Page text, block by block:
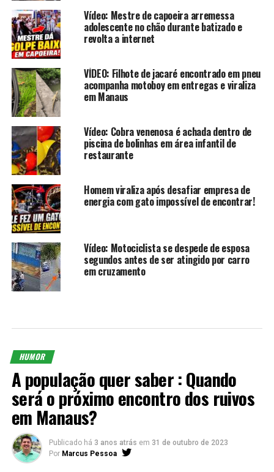
Vídeo: Mestre de capoeira arremessa
adolescente no chão durante batizado e
revolta a internet
VÍDEO: Filhote de jacaré encontrado em pneu
acompanha motoboy em entregas e viraliza
em Manaus
Vídeo: Cobra venenosa é achada dentro de
piscina de bolinhas em área infantil de
restaurante
Homem viraliza após desafiar empresa de
energia com gato impossível de encontrar!
Vídeo: Motociclista se despede de esposa
segundos antes de ser atingido por carro
em cruzamento
HUMOR
A população quer saber : Quando
será o próximo encontro dos ruivos
em Manaus?
Publicado há 3 anos atrás em 31 de outubro de 2023
Por Marcus Pessoa